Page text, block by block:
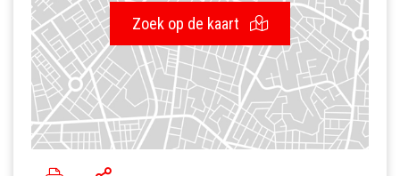
Zoek op de kaart